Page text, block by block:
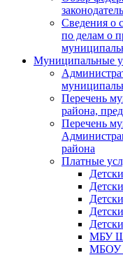
Сведения о
по делам о
Муниципальные
Перечень
района,
Перечень
района
Платные
МБУ
МБОУ